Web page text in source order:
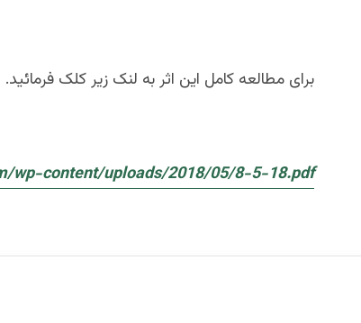
برای مطالعه کامل این اثر به لنک زیر کلک فرمائید.
wp-content/uploads/2018/05/8-5-18.pdf